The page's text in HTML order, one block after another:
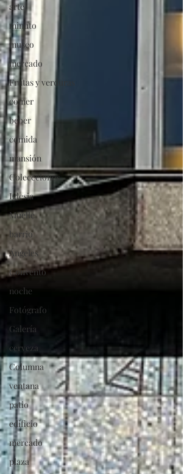
arte
minuto
museo
mercado
Frutas y verduras
comer
beber
comida
mansión
Coleccciones
Iglesia
Muelle
barrio
Ángeles
Convento
noche
Fotógrafo
Galería
cerveza
Columna
ventana
patio
edificio
mercado
plaza